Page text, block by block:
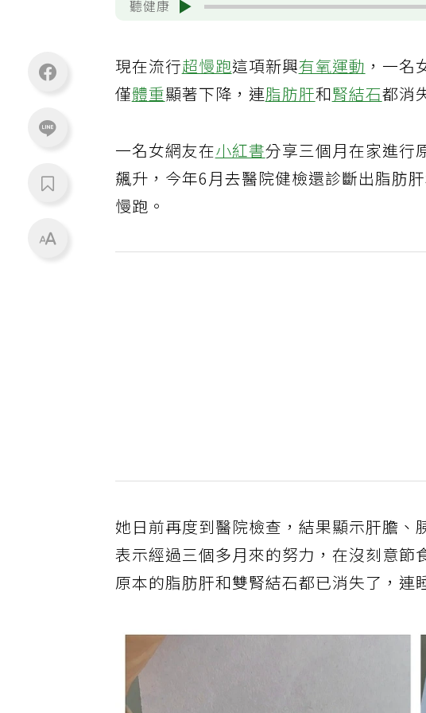
聽健康
現在流行超慢跑這項新興有氧運動 ，一名
僅體重顯著下降，連脂肪肝和腎結石都消
一名女網友在小紅書分享三個月在家進行
飆升，今年6月去醫院健檢還診斷出脂肪
慢跑。
她日前再度到醫院檢查，結果顯示肝膽
表示經過三個多月來的努力，在沒刻意節
原本的脂肪肝和雙腎結石都已消失了，連